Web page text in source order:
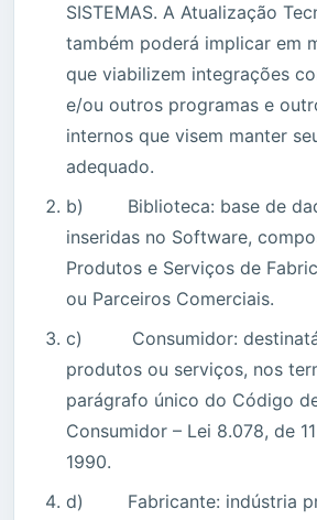
SISTEMAS. A Atualização
também poderá implicar em
que viabilizem integrações
e/ou outros programas e
internos que visem manter
adequado.
b) Biblioteca: base de
inseridas no Software,
Produtos e Serviços de
ou Parceiros Comerciais.
c) Consumidor:
produtos ou serviços, nos
parágrafo único do Código
Consumidor – Lei 8.078, de
1990.
d) Fabricante: indústria